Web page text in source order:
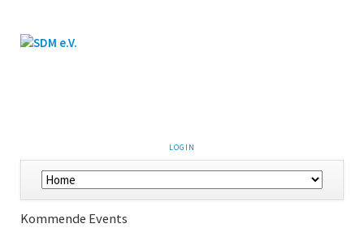
LOGIN
Kommende Events